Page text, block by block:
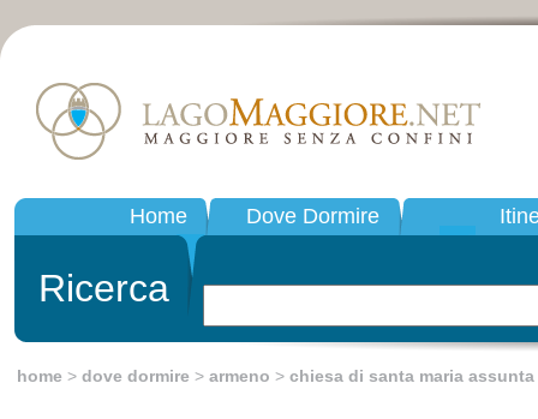
Home Dove Dormire
Ricerca
home > dove dormire > armeno > chiesa di santa maria assunta